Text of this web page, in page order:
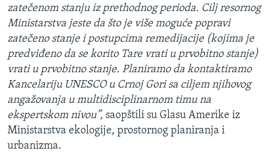
zatečenom stanju iz prethodnog perioda. Cilj resornog
Ministarstva jeste da što je više moguće popravi
zatečeno stanje i postupcima remedijacije (kojima je
predviđeno da se korito Tare vrati u prvobitno stanje)
vrati u prvobitno stanje. Planiramo da kontaktiramo
Kancelariju UNESCO u Crnoj Gori sa ciljem njihovog
angažovanja u multidisciplinarnom timu na
ekspertskom nivou”, saopštili su Glasu Amerike iz
Ministarstva ekologije, prostornog planiranja i
urbanizma.